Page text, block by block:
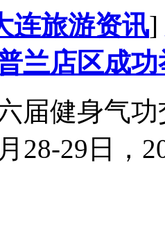
连旅游资讯]
兰店区成功
届健身气
28-29日，